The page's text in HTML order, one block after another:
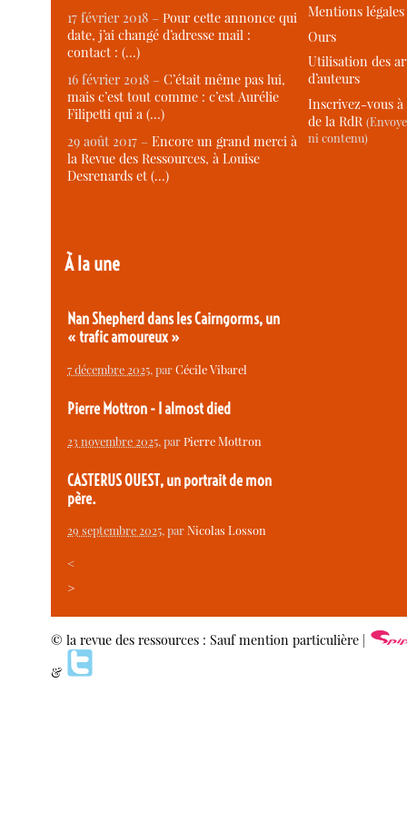
17 février 2018 –Pour cette annonce qui
date, j’ai changé d’adresse mail :
contact : (…)
16 février 2018 –C’était même pas lui,
mais c’est tout comme : c’est Aurélie
Filipetti qui a (…)
29 août 2017 –Encore un grand merci à
la Revue des Ressources, à Louise
Desrenards et (…)
À la une
Nan Shepherd dans les Cairngorms, un
« trafic amoureux »
7 décembre 2025, parCécile Vibarel
Pierre Mottron - I almost died
23 novembre 2025, parPierre Mottron
CASTERUS OUEST, un portrait de mon
père.
29 septembre 2025, parNicolas Losson
<
>
Mentions légales
Ours
Utilisation des
d’auteurs
Inscrivez-vous
de la RdR
ni contenu)
© la revue des ressources : Sauf mention particulière |
&